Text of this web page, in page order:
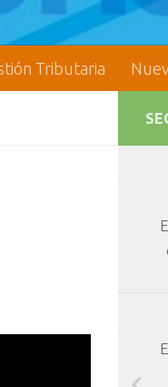
Tributaria